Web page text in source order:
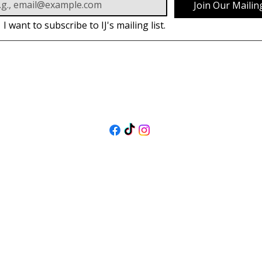
Join Our
I want to subscribe to IJ's mailing list.